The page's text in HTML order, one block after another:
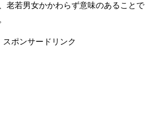
老若男女かかわらず意味のあることで
スポンサードリンク